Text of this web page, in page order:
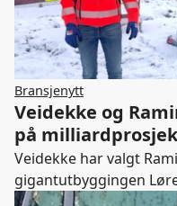
Bransjenytt
Veidekke og
på
Veidekke har valgt
gigantutbyggingen